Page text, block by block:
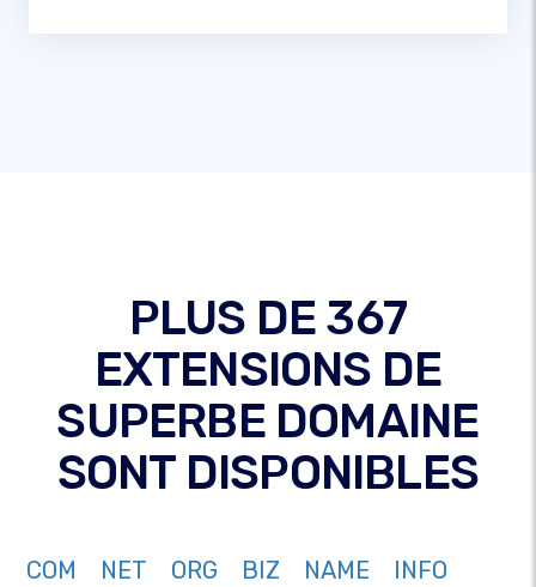
PLUS DE 367
EXTENSIONS DE
SUPERBE DOMAINE
SONT DISPONIBLES
COM NET ORG BIZ NAME
INFO